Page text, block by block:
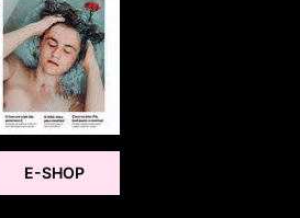
E-SHOP